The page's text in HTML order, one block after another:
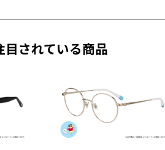
アタッチメント込みの重さ
数を測定いただけます（無料）。
ロードしてお使いください。
されている商品